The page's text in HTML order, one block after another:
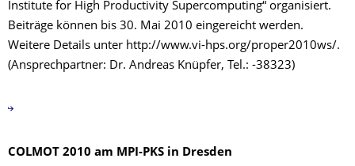
Institute for High Productivity Supercomputing“ organisiert.
Beiträge können bis 30. Mai 2010 eingereicht werden.
Weitere Details unter http://www.vi-hps.org/proper2010ws/.
(Ansprechpartner: Dr. Andreas Knüpfer, Tel.: -38323)
COLMOT 2010 am MPI-PKS in Dresden